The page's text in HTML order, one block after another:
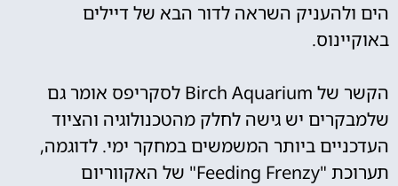
הים ולהעניק השראה לדור הבא של דיילים
באוקיינוס.
הקשר של Birch Aquarium לסקריפס אומר גם
שלמבקרים יש גישה לחלק מהטכנולוגיה והציוד
העדכניים ביותר המשמשים במחקר ימי. לדוגמה,
תערוכת "Feeding Frenzy" של האקווריום